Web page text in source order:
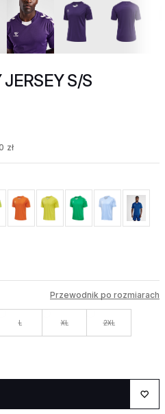
S/S
zł
Przewodnik po rozmiarach
L XL 2XL